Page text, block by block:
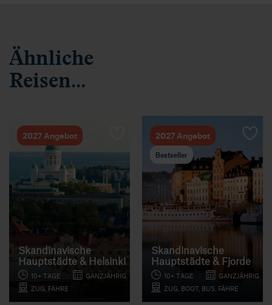
Ähnliche
Reisen…
2027 Angebot
Skandinavische
Hauptstädte & Helsinki
10+ TAGE
GANZJÄHRIG
ZUG, FÄHRE
2027 Angebot
Bestseller
Skandinavische
Hauptstädte & Fjorde
10+ TAGE
GANZJÄHRIG
ZUG, BOOT, BUS, FÄHRE